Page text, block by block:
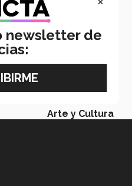
San Luis Potosí
monólogo,
DAE, Trabajo en equipo
Arte y Cultura
newsletter de